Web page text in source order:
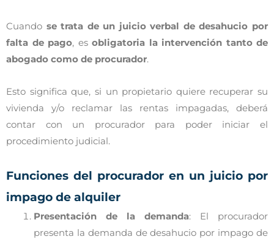
Cuando se trata de un juicio verbal de desahucio por
falta de pago, es obligatoria la intervención tanto de
abogado como de procurador.
Esto significa que, si un propietario quiere recuperar su
vivienda y/o reclamar las rentas impagadas, deberá
contar con un procurador para poder iniciar el
procedimiento judicial.
Funciones del procurador en un juicio por
impago de alquiler
Presentación de la demanda: El procurador
presenta la demanda de desahucio por impago de